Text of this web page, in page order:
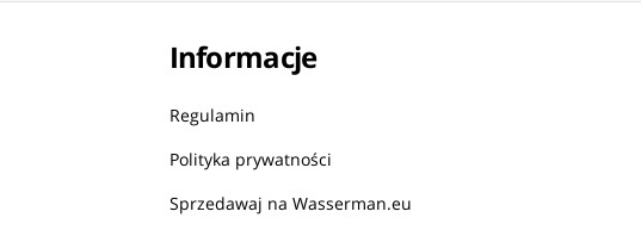
Informacje
Regulamin
Polityka prywatności
Sprzedawaj na Wasserman.eu